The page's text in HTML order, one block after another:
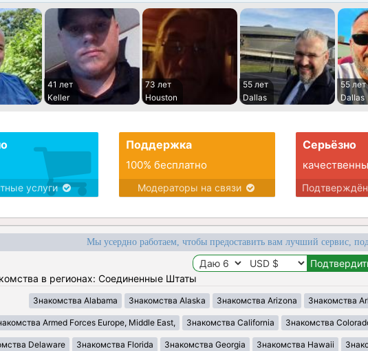
41 лет
Keller
73 лет
Houston
55 лет
Dallas
55 лет
Dallas
услуги
Поддержка
100% бесплатно
Модераторы на связи
Серьёзно
Мы усердно работаем, чтобы предоставить вам лучший сервис,
в регионах: Соединенные Штаты
Знакомства Alabama Знакомства Alaska Знакомства Arizona Знакомства
Armed Forces Europe, Middle East, Знакомства California Знакомства
Delaware Знакомства Florida Знакомства Georgia Знакомства Hawaii